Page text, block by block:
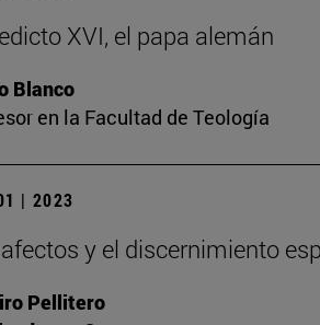
XVI, el papa alemán
Blanco
en la Facultad de Teología
| 2023
y el discernimiento
Pellitero